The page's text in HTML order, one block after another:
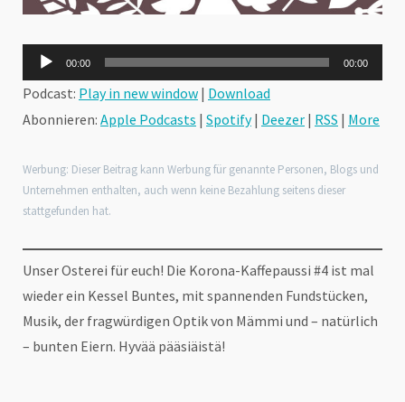
Audio-
Player
00:00 00:00
Podcast: Play in new window | Download
Abonnieren: Apple Podcasts | Spotify| Deezer | RSS | More
Werbung: Dieser Beitrag kann Werbung für genannte Personen, Blogs und
Unternehmen enthalten, auch wenn keine Bezahlung seitens dieser
stattgefunden hat.
Unser Osterei für euch! Die Korona-Kaffepaussi #4 ist mal
wieder ein Kessel Buntes, mit spannenden Fundstücken,
Musik, der fragwürdigen Optik von Mämmi und – natürlich
– bunten Eiern. Hyvää pääsiäistä!